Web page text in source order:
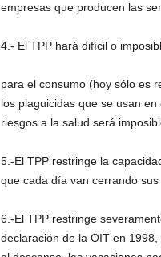
empresas que producen las
4.- El TPP hará difícil o
para el consumo (hoy sólo es
los plaguicidas que se usan
riesgos a la salud será
5.-El TPP restringe la
que cada día van cerrando
6.-El TPP restringe
declaración de la OIT en